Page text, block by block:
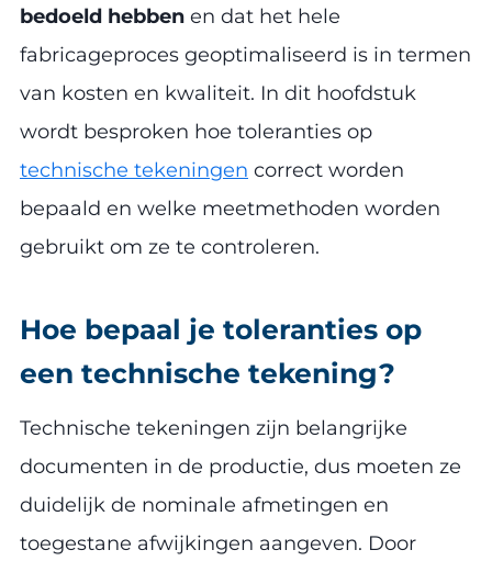
bedoeld hebben en dat het hele
fabricageproces geoptimaliseerd is in termen
van kosten en kwaliteit. In dit hoofdstuk
wordt besproken hoe toleranties op
technische tekeningen correct worden
bepaald en welke meetmethoden worden
gebruikt om ze te controleren.
Hoe bepaal je toleranties op
een technische tekening?
Technische tekeningen zijn belangrijke
documenten in de productie, dus moeten ze
duidelijk de nominale afmetingen en
toegestane afwijkingen aangeven. Door